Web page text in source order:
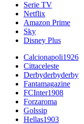
Serie TV
Netflix
Amazon Prime
Sky
Disney Plus
Calcionapoli1926
Cittaceleste
Derbyderbyderby
Fantamagazine
FCInter1908
Forzaroma
Golssip
Hellas1903